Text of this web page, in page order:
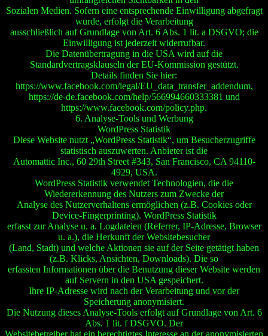
Sozialen Medien. Sofern eine entsprechende Einwilligung abgefragt
wurde, erfolgt die Verarbeitung
ausschließlich auf Grundlage von Art. 6 Abs. 1 lit. a DSGVO; die
Einwilligung ist jederzeit widerrufbar.
Die Datenübertragung in die USA wird auf die
Standardvertragsklauseln der EU-Kommission gestützt.
Details finden Sie hier:
https://www.facebook.com/legal/EU_data_transfer_addendum,
https://de-de.facebook.com/help/566994660333381 und
https://www.facebook.com/policy.php.
6. Analyse-Tools und Werbung
WordPress Statistik
Diese Website nutzt „WordPress Statistik“, um Besucherzugriffe
statistisch auszuwerten. Anbieter ist die
Automattic Inc., 60 29th Street #343, San Francisco, CA 94110-
4929, USA.
WordPress Statistik verwendet Technologien, die die
Wiedererkennung des Nutzers zum Zwecke der
Analyse des Nutzerverhaltens ermöglichen (z.B. Cookies oder
Device-Fingerprinting). WordPress Statistik
erfasst zur Analyse u. a. Logdateien (Referrer, IP-Adresse, Browser
u. a.), die Herkunft der Websitebesucher
(Land, Stadt) und welche Aktionen sie auf der Seite getätigt haben
(z.B. Klicks, Ansichten, Downloads). Die so
erfassten Informationen über die Benutzung dieser Website werden
auf Servern in den USA gespeichert.
Ihre IP-Adresse wird nach der Verarbeitung und vor der
Speicherung anonymisiert.
Die Nutzung dieses Analyse-Tools erfolgt auf Grundlage von Art. 6
Abs. 1 lit. f DSGVO. Der
Websitebetreiber hat ein berechtigtes Interesse an der anonymisierten